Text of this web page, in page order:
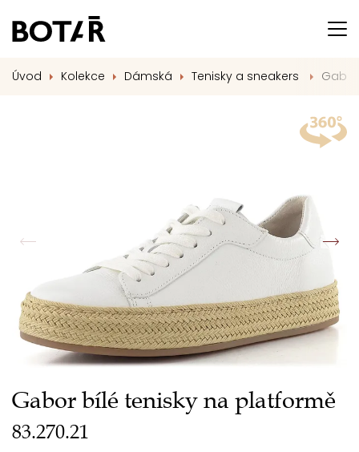
Úvod Kolekce Dámská Tenisky a sneakers
Gabor bílé tenisky na platformě
83.270.21